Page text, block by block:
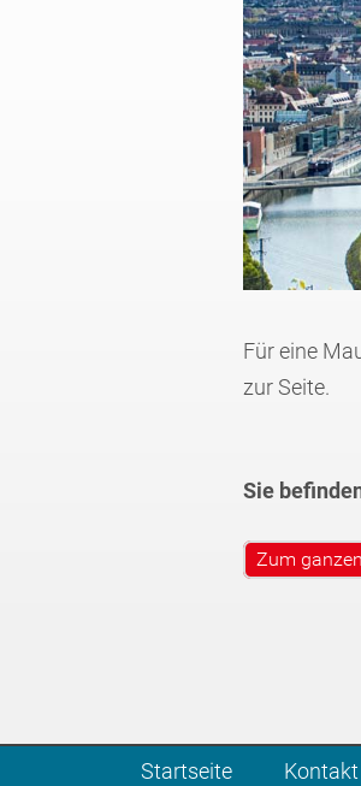
Für eine
zur Seite.
Sie
Zum
Startseite Kontakt